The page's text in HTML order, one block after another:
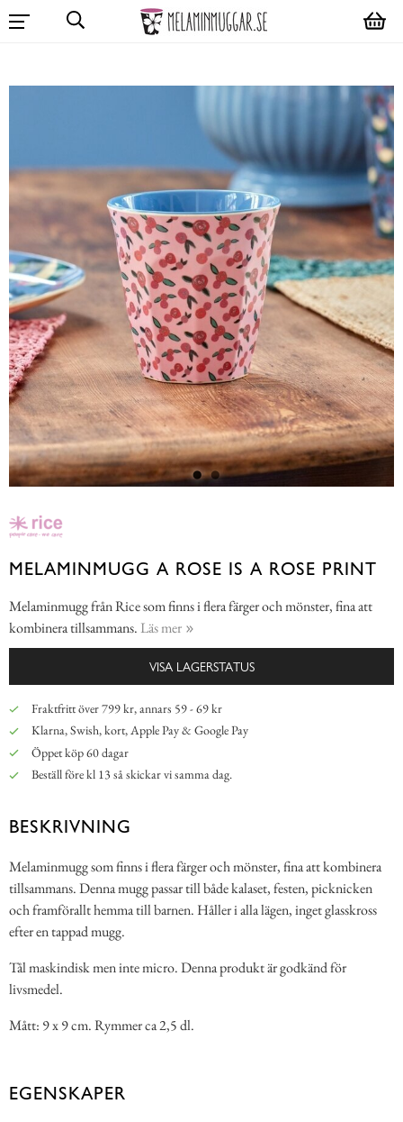
MELAMINMUGG A ROSE IS A ROSE PRINT
Melaminmugg från Rice som finns i flera färger och mönster, fina att
kombinera tillsammans. Läs mer
VISA LAGERSTATUS
Fraktfritt över 799 kr, annars 59 - 69 kr
Klarna, Swish, kort, Apple Pay & Google Pay
Öppet köp 60 dagar
Beställ före kl 13 så skickar vi samma dag.
BESKRIVNING
Melaminmugg som finns i flera färger och mönster, fina att kombinera
tillsammans. Denna mugg passar till både kalaset, festen, picknicken
och framförallt hemma till barnen. Håller i alla lägen, inget glasskross
efter en tappad mugg.
Tål maskindisk men inte micro. Denna produkt är godkänd för
livsmedel.
Mått: 9 x 9 cm. Rymmer ca 2,5 dl.
EGENSKAPER